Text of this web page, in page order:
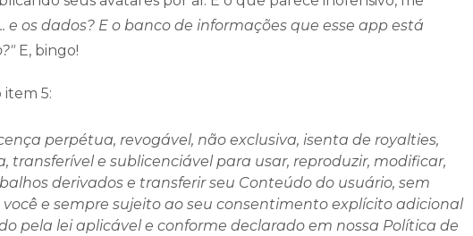
e os dados? E o banco de informações que esse app está
E, bingo!
item 5:
perpétua, revogável, não exclusiva, isenta de royalties,
e sublicenciável para usar, reproduzir, modificar,
derivados e transferir seu Conteúdo do usuário, sem
e sempre sujeito ao seu consentimento explícito adicional
pela lei aplicável e conforme declarado em nossa Política de